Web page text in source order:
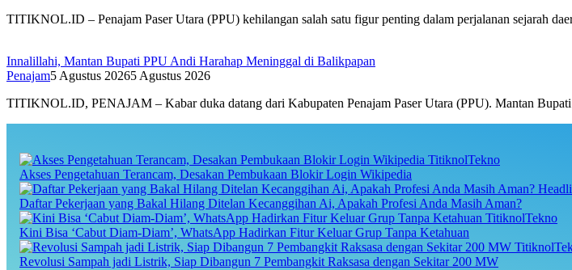
TITIKNOL.ID – Penajam Paser Utara (PPU) kehilangan salah satu figur penting dalam perjalanan sejarah
Innalillahi, Mantan Bupati PPU Andi Harahap Meninggal di Balikpapan
Penajam5 Agustus 20265 Agustus 2026
TITIKNOL.ID, PENAJAM – Kabar duka datang dari Kabupaten Penajam Paser Utara (PPU). Mantan
TitiknolTekno
Akses Pengetahuan Terancam, Desakan Pembukaan Blokir Login Wikipedia
Daftar Pekerjaan yang Bakal Hilang Ditelan Kecanggihan Ai, Apakah Profesi Anda Masih Aman?
TitiknolTekno
Kini Bisa ‘Cabut Diam-Diam’, WhatsApp Hadirkan Fitur Keluar Grup Tanpa Ketahuan
Revolusi Sampah jadi Listrik, Siap Dibangun 7 Pembangkit Raksasa dengan Sekitar 200 MW